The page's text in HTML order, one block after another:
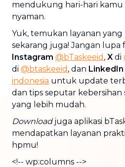
mendukung hari-hari kamu
nyaman.
Yuk, temukan layanan
sekarang juga! Jangan lupa
Instagram @bTaskeeid , X di
di @btaskeeid , dan LinkedIn
indonesia untuk update
dan tips seputar
yang lebih mudah.
Downloadjuga aplikasi
mendapatkan layanan
hpmu!
<!-- wp:columns -->